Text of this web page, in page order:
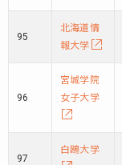
95
北海道情
報大学
96
宮城学院
女子大学
97
白鴎大学